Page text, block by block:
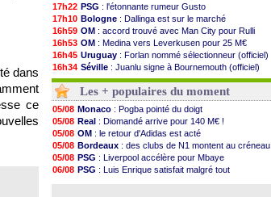
dans
ce
17h22 PSG : l'étonnante rumeur Gusto
17h10 Bologne : Dallinga est sur le marché
16h59 OM : accord trouvé avec Man City pour Rulli
16h53 OM : Medina vers Leverkusen pour 25 M€
16h45 Uruguay : Forlan nommé sélectionneur (officiel)
16h34 Séville : Juanlu signe à Bournemouth (officiel)
16h21 PSG: Ndjantou heureux d'avoir rejoué
16h04
Real : Diomandé pour 140 M€ ! (officiel)
15h50 Man City: Rodri préfère le Barça au Real !
15h40
Rennes : Aït Boudlal veut rejoindre Fulham
15h18
Aston Villa: Liverpool cible aussi Konsa
15h01
OM : une approche pour Diatta
14h46
Le Havre : Diaw va signer à Lille
14h25
Trabzonspor: Salah a signé ! (officiel)
14h12
Bordeaux: les mots de Mavuba
Les + populaires du moment
05/08 Monaco : Pogba pointé du doigt
05/08 Real : Diomandé arrive pour 140 M€ !
05/08 OM : le retour d'Adidas est acté
05/08 Bordeaux : des clubs de N1 montent au créneau
05/08 PSG : Liverpool accélère pour Mbaye
06/08 PSG : Luis Enrique satisfait malgré tout